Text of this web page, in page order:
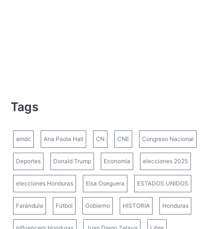
Tags
amdc Ana Paola Hall CN CNE Congreso Nacional
Deportes Donald Trump Economía elecciones 2025
elecciones Honduras Elsa Oseguera ESTADOS UNIDOS
Farándula Fútbol Gobierno HISTORIA Honduras